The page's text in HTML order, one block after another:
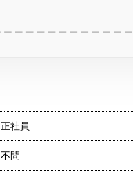
正社員
不問